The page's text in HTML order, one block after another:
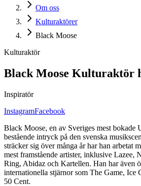
Om oss
Kulturaktörer
Black Moose
Kulturaktör
Black Moose Kulturaktör
Inspiratör
InstagramFacebook
Black Moose, en av Sveriges mest bokade
bestående intryck på den svenska
sträcker sig över många år har han arbetat
mest framstående artister, inklusive Lazee,
Ring, Abidaz och Kartellen. Han har även
internationella stjärnor som The Game, Ice
50 Cent.